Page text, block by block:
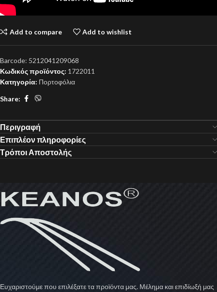
Add to compare Add to wishlist
Barcode: 5212041209068
Κωδικός προϊόντος: 1722011
Κατηγορία: Πορτοφόλια
Share:
Περιγραφή
Επιπλέον πληροφορίες
Τρόποι Αποστολής
Ευχαριστούμε που επιλέξατε τα προϊόντα μας. Μέλημα και επιδίωξή μας